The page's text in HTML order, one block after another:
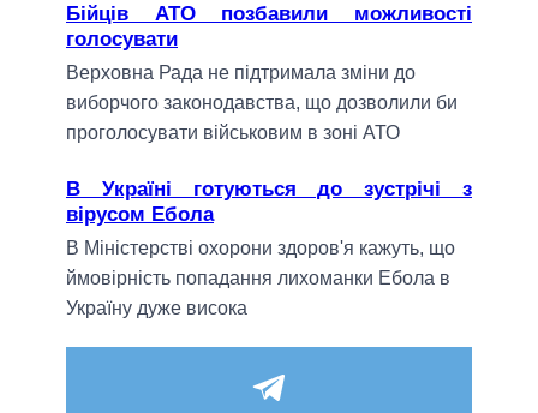
Бійців АТО позбавили можливості
голосувати
Верховна Рада не підтримала зміни до
виборчого законодавства, що дозволили би
проголосувати військовим в зоні АТО
В Україні готуються до зустрічі з
вірусом Ебола
В Міністерстві охорони здоров'я кажуть, що
ймовірність попадання лихоманки Ебола в
Україну дуже висока